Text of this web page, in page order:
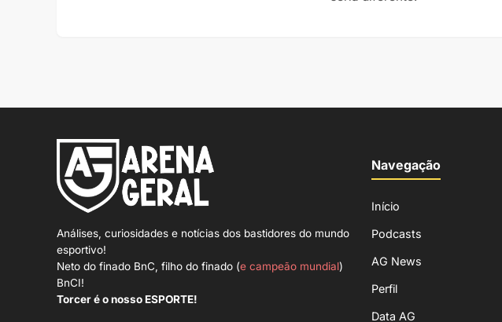
Análises, curiosidades e notícias dos bastidores do mundo
esportivo!
Neto do finado BnC, filho do finado (e campeão mundial)
BnCI!
Torcer é o nosso ESPORTE!
Navegação
Início
Podcasts
AG News
Perfil
Data AG